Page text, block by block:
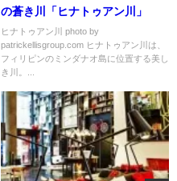
の蒼き川「ヒナトゥアン川」
ヒナトゥアン川 photo by
patrickellisgroup.com ヒナトゥアン川は、
フィリピンのミンダナオ島に位置する美し
き川。...